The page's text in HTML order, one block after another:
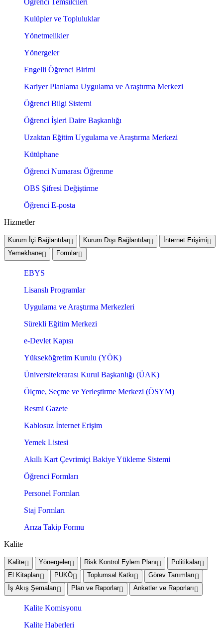
Öğrenci Temsilcileri
Kulüpler ve Topluluklar
Yönetmelikler
Yönergeler
Engelli Öğrenci Birimi
Kariyer Planlama Uygulama ve Araştırma Merkezi
Öğrenci Bilgi Sistemi
Öğrenci İşleri Daire Başkanlığı
Uzaktan Eğitim Uygulama ve Araştırma Merkezi
Kütüphane
Öğrenci Numarası Öğrenme
OBS Şifresi Değiştirme
Öğrenci E-posta
Hizmetler
Kurum İçi Bağlantılar Kurum Dışı Bağlantılar
İnternet Erişimi
Yemekhane
Formlar
EBYS
Lisanslı Programlar
Uygulama ve Araştırma Merkezleri
Sürekli Eğitim Merkezi
e-Devlet Kapısı
Yükseköğretim Kurulu (YÖK)
Üniversitelerarası Kurul Başkanlığı (ÜAK)
Ölçme, Seçme ve Yerleştirme Merkezi (ÖSYM)
Resmi Gazete
Kablosuz İnternet Erişim
Yemek Listesi
Akıllı Kart Çevrimiçi Bakiye Yükleme Sistemi
Öğrenci Formları
Personel Formları
Staj Formları
Arıza Takip Formu
Kalite
Kalite Yönergeler Risk Kontrol Eylem Planı
Politikalar
El Kitapları
PUKÖ Toplumsal Katkı
Görev Tanımları
İş Akış Şemaları
Plan ve Raporlar Anketler ve Raporları
Kalite Komisyonu
Kalite Haberleri